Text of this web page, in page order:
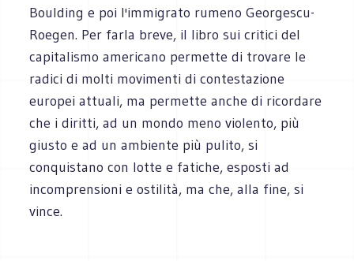
Boulding e poi l'immigrato rumeno Georgescu-
Roegen. Per farla breve, il libro sui critici del
capitalismo americano permette di trovare le
radici di molti movimenti di contestazione
europei attuali, ma permette anche di ricordare
che i diritti, ad un mondo meno violento, più
giusto e ad un ambiente più pulito, si
conquistano con lotte e fatiche, esposti ad
incomprensioni e ostilità, ma che, alla fine, si
vince.